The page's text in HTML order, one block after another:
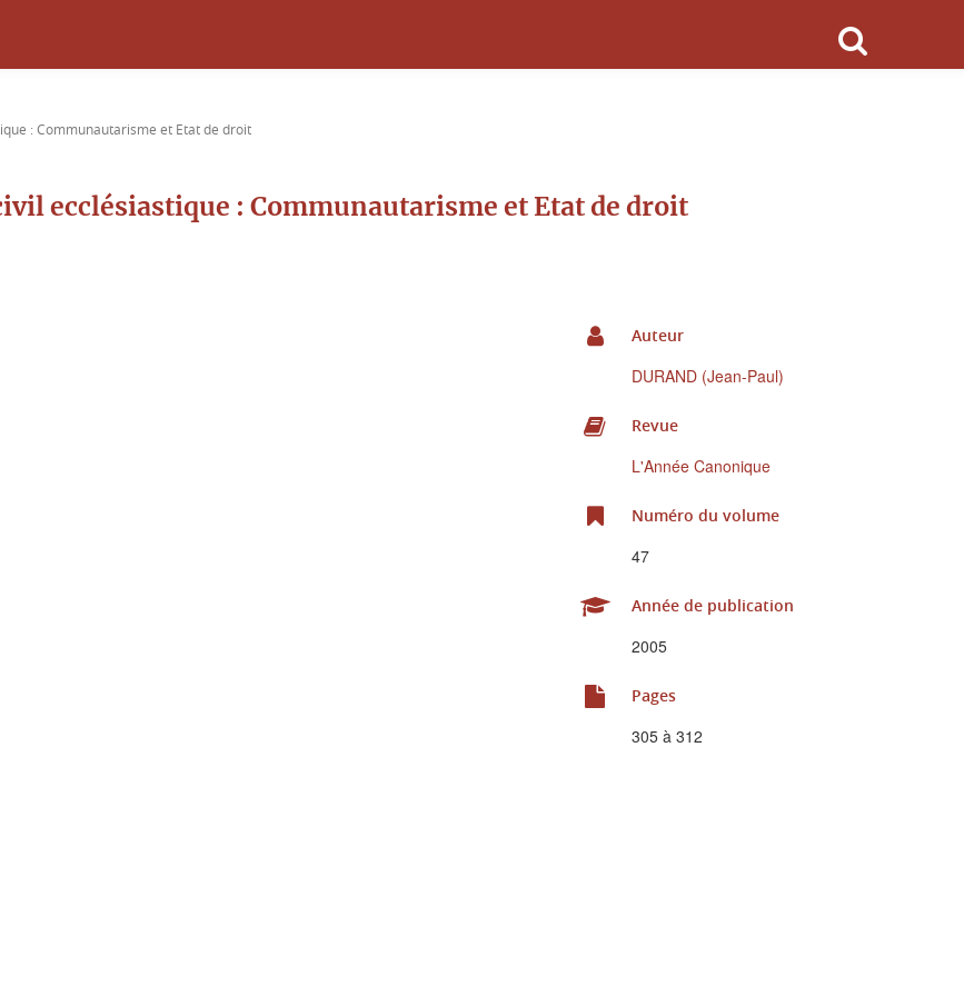
: Communautarisme et Etat de droit
ecclésiastique : Communautarisme et Etat de droit
Auteur
DURAND (Jean-Paul)
Revue
L'Année Canonique
Numéro du volume
47
Année de publication
2005
Pages
305 à 312